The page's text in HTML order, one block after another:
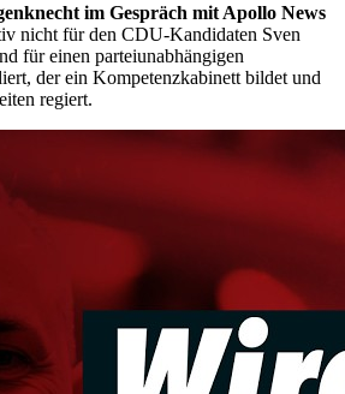
im Gespräch mit Apollo News
nicht für den CDU-Kandidaten Sven
für einen parteiunabhängigen
der ein Kompetenzkabinett bildet und
regiert.